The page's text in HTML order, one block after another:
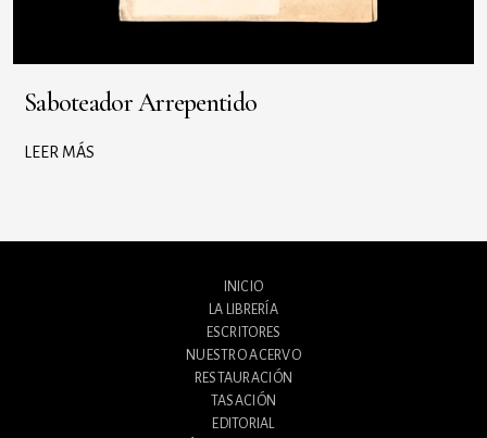
Saboteador Arrepentido
LEER MÁS
INICIO
LA LIBRERÍA
ESCRITORES
NUESTRO ACERVO
RESTAURACIÓN
TASACIÓN
EDITORIAL